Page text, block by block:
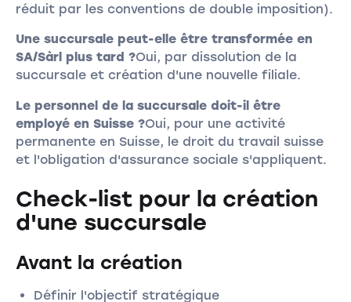
réduit par les conventions de double imposition).
Une succursale peut-elle être transformée en
SA/Sàrl plus tard ?Oui, par dissolution de la
succursale et création d'une nouvelle filiale.
Le personnel de la succursale doit-il être
employé en Suisse ?Oui, pour une activité
permanente en Suisse, le droit du travail suisse
et l'obligation d'assurance sociale s'appliquent.
Check-list pour la création
d'une succursale
Avant la création
Définir l'objectif stratégique